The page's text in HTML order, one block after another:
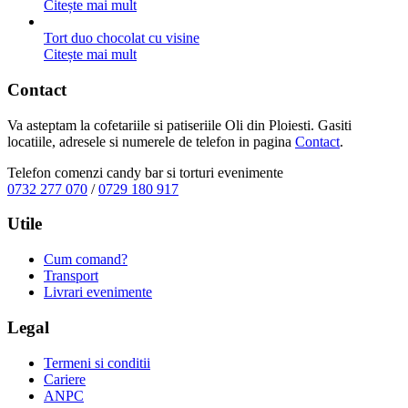
Citește mai mult
Tort duo chocolat cu visine
Citește mai mult
Contact
Va asteptam la cofetariile si patiseriile Oli din Ploiesti. Gasiti
locatiile, adresele si numerele de telefon in pagina Contact.
Telefon comenzi candy bar si torturi evenimente
0732 277 070 /0729 180 917
Utile
Cum comand?
Transport
Livrari evenimente
Legal
Termeni si conditii
Cariere
ANPC